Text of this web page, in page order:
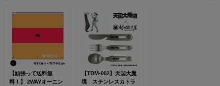
【頑張って送料無
料！】 2WAYオーニン
【TDM-002】天国大魔
境 ステンレスカトラ